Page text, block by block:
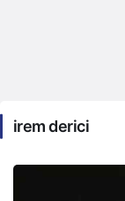
irem derici